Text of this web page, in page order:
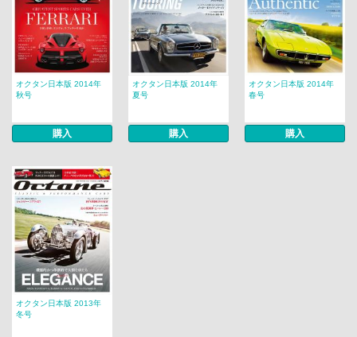
オクタン日本版 2014年
秋号
購入
オクタン日本版 2014年
夏号
購入
オクタン日本版 2014年
春号
購入
オクタン日本版 2013年
冬号